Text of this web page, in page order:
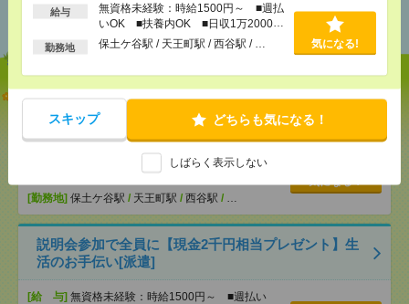
給与
無資格未経験：時給1500円～ ■週払
いOK ■扶養内OK ■日収1万2000円
以上
勤務地 保土ケ谷駅 / 天王町駅 / 西谷駅 / … 気になる!
スキップ どちらも気になる！
しばらく表示しない
おすすめ
【オープニング募集】おばあちゃんのお散歩付き添
いも仕事の1つ[派遣]
[給 与]無資格未経験：時給1500円～ ■週払い
OK ■扶養内OK ■日収1万2000円以上
[勤務地] 保土ケ谷駅 / 天王町駅 / 西谷駅 / …
気になる！
説明会参加で全員に【現金2千円相当プレゼント】生
活のお手伝い[派遣]
[給 与] 無資格未経験：時給1500円～ ■週払い